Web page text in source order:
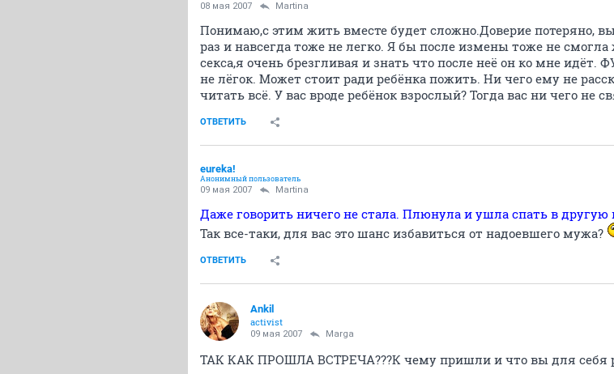
08 мая 2007 Martina
Понимаю,с этим жить вместе будет сложно.Доверие потеряно, вы
раз и навсегда тоже не легко. Я бы после измены тоже не
секса,я очень брезгливая и знать что после неё он ко мне идёт.
не лёгок. Может стоит ради ребёнка пожить. Ни чего ему не
читать всё. У вас вроде ребёнок взрослый? Тогда вас ни чего не
ОТВЕТИТЬ
eureka!
Анонимный пользователь
09 мая 2007 Martina
Даже говорить ничего не стала. Плюнула и ушла спать в другую
Так все-таки, для вас это шанс избавиться от надоевшего мужа?
ОТВЕТИТЬ
Ankil
activist
09 мая 2007 Marga
ТАК КАК ПРОШЛА ВСТРЕЧА???К чему пришли и что вы для себя